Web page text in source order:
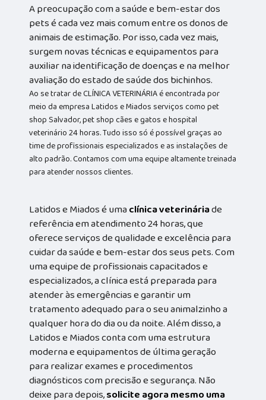
A preocupação com a saúde e bem-estar dos
pets é cada vez mais comum entre os donos de
animais de estimação. Por isso, cada vez mais,
surgem novas técnicas e equipamentos para
auxiliar na identificação de doenças e na melhor
avaliação do estado de saúde dos bichinhos.
Ao se tratar de CLÍNICA VETERINÁRIA é encontrada por
meio da empresa Latidos e Miados serviços como pet
shop Salvador, pet shop cães e gatos e hospital
veterinário 24 horas. Tudo isso só é possível graças ao
time de profissionais especializados e as instalações de
alto padrão. Contamos com uma equipe altamente treinada
para atender nossos clientes.
Latidos e Miados é umaclínica veterináriade
referência em atendimento 24 horas, que
oferece serviços de qualidade e excelência para
cuidar da saúde e bem-estar dos seus pets. Com
uma equipe de profissionais capacitados e
especializados, a clínica está preparada para
atender às emergências e garantir um
tratamento adequado para o seu animalzinho a
qualquer hora do dia ou da noite. Além disso, a
Latidos e Miados conta com uma estrutura
moderna e equipamentos de última geração
para realizar exames e procedimentos
diagnósticos com precisão e segurança. Não
deixe para depois,solicite agora mesmo uma